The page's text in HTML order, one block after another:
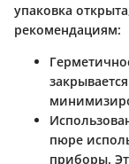
упаковка
рекомендациям:
пюре
приборы.